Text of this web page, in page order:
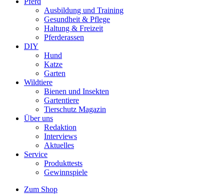
Ausbildung und Training
Gesundheit & Pflege
Haltung & Freizeit
Pferderassen
DIY
Hund
Katze
Garten
Wildtiere
Bienen und Insekten
Gartentiere
Tierschutz Magazin
Über uns
Redaktion
Interviews
Aktuelles
Service
Produkttests
Gewinnspiele
Zum Shop